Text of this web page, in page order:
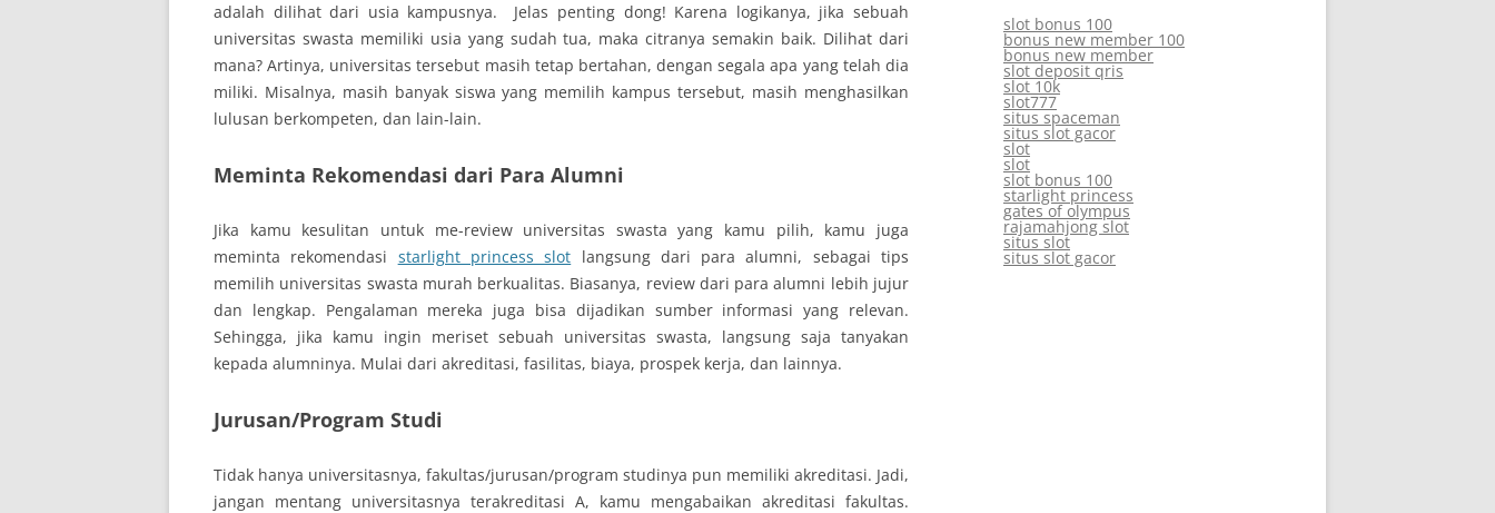
adalah dilihat dari usia kampusnya. Jelas penting dong! Karena logikanya, jika sebuah
universitas swasta memiliki usia yang sudah tua, maka citranya semakin baik. Dilihat dari
mana? Artinya, universitas tersebut masih tetap bertahan, dengan segala apa yang telah dia
miliki. Misalnya, masih banyak siswa yang memilih kampus tersebut, masih menghasilkan
lulusan berkompeten, dan lain-lain.
Meminta Rekomendasi dari Para Alumni
Jika kamu kesulitan untuk me-review universitas swasta yang kamu pilih, kamu juga
meminta rekomendasi starlight princess slot langsung dari para alumni, sebagai tips
memilih universitas swasta murah berkualitas. Biasanya, review dari para alumni lebih jujur
dan lengkap. Pengalaman mereka juga bisa dijadikan sumber informasi yang relevan.
Sehingga, jika kamu ingin meriset sebuah universitas swasta, langsung saja tanyakan
kepada alumninya. Mulai dari akreditasi, fasilitas, biaya, prospek kerja, dan lainnya.
Jurusan/Program Studi
Tidak hanya universitasnya, fakultas/jurusan/program studinya pun memiliki akreditasi. Jadi,
jangan mentang universitasnya terakreditasi A, kamu mengabaikan akreditasi fakultas.
slot bonus 100
bonus new member 100
bonus new member
slot deposit qris
slot 10k
slot777
situs spaceman
situs slot gacor
slot
slot
slot bonus 100
starlight princess
gates of olympus
rajamahjong slot
situs slot
situs slot gacor